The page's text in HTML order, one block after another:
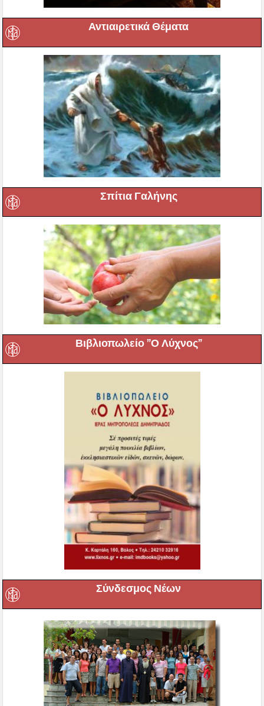
Αντιαιρετικά Θέματα
Σπίτια Γαλήνης
Βιβλιοπωλείο ”Ο Λύχνος”
Σύνδεσμος Νέων